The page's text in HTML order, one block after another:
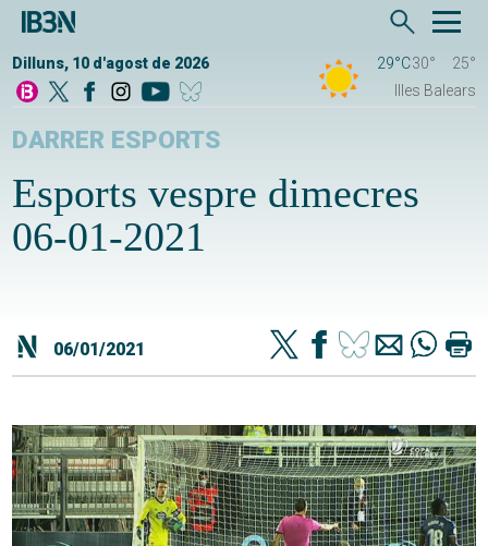
Dilluns, 10 d'agost de 2026 29°C30°
25°
Illes Balears
DARRER ESPORTS
Esports vespre dimecres
06-01-2021
06/01/2021